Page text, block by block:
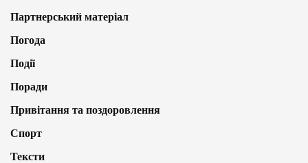
Партнерський матеріал
Погода
Події
Поради
Привітання та поздоровлення
Спорт
Тексти